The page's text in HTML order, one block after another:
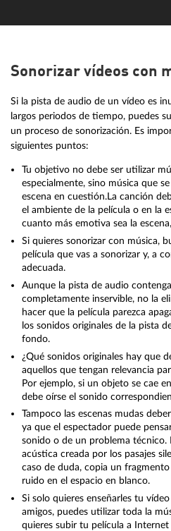
Sonorizar vídeos con
Si la pista de audio de un vídeo es
largos periodos de tiempo, puedes
un proceso de sonorización. Es
siguientes puntos:
Tu objetivo no debe ser utilizar
especialmente, sino música que
escena en cuestión.La canción
el ambiente de la película o en la
cuanto más emotiva sea la
Si quieres sonorizar con música,
película que vas a sonorizar y, a
adecuada.
Aunque la pista de audio
completamente inservible, no la
hacer que la película parezca
los sonidos originales de la pista
fondo.
¿Qué sonidos originales hay que
aquellos que tengan relevancia
Por ejemplo, si un objeto se cae
debe oírse el sonido
Tampoco las escenas mudas
ya que el espectador puede
sonido o de un problema técnico.
acústica creada por los pasajes
caso de duda, copia un
ruido en el espacio en blanco.
Si solo quieres enseñarles tu
amigos, puedes utilizar toda la
quieres subir tu película a